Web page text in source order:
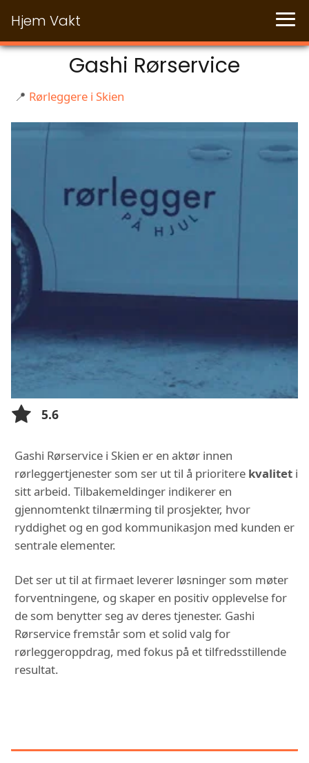
Hjem Vakt
Gashi Rørservice
📍 Rørleggere i Skien
5.6
Gashi Rørservice i Skien er en aktør innen
rørleggertjenester som ser ut til å prioritere kvalitet i
sitt arbeid. Tilbakemeldinger indikerer en
gjennomtenkt tilnærming til prosjekter, hvor
ryddighet og en god kommunikasjon med kunden er
sentrale elementer.
Det ser ut til at firmaet leverer løsninger som møter
forventningene, og skaper en positiv opplevelse for
de som benytter seg av deres tjenester. Gashi
Rørservice fremstår som et solid valg for
rørleggeroppdrag, med fokus på et tilfredsstillende
resultat.